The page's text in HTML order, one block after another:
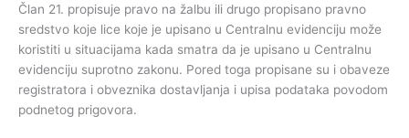
Član 21. propisuje pravo na žalbu ili drugo propisano pravno
sredstvo koje lice koje je upisano u Centralnu evidenciju može
koristiti u situacijama kada smatra da je upisano u Centralnu
evidenciju suprotno zakonu. Pored toga propisane su i obaveze
registratora i obveznika dostavljanja i upisa podataka povodom
podnetog prigovora.